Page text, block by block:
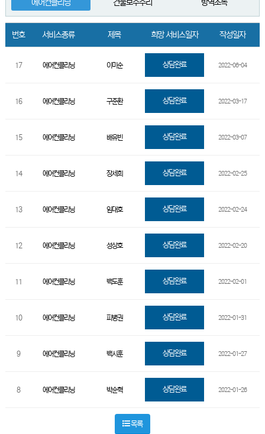
에어컨클리닝
건물보수수리 방역소독
번호 서비스종류 제목 희망 서비스일자 작성일자
17 에어컨클리닝 이미순 상담완료 2022-06-04
16 에어컨클리닝 구준환 상담완료 2022-03-17
15 에어컨클리닝 배유빈 상담완료 2022-03-07
14 에어컨클리닝 장세희 상담완료 2022-02-25
13 에어컨클리닝 임대호 상담완료 2022-02-24
12 에어컨클리닝 성상호 상담완료 2022-02-20
11 에어컨클리닝 백도훈 상담완료 2022-02-01
10 에어컨클리닝 피병권 상담완료 2022-01-31
9 에어컨클리닝 백시훈 상담완료 2022-01-27
8 에어컨클리닝 박순혁 상담완료 2022-01-26
목록